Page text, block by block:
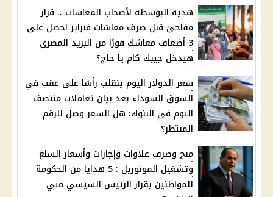
هدية البوسطة لأصحاب المعاشات .. قرار
مفاجئ قبل صرف معاشات فبراير احصل على
3 أضعاف معاشك فورًا من البريد المصري
هيدخل جيبك كام يا حاج؟
سعر الدولار اليوم ينقلب رأسًا على عقب في
السوق السوداء بعد بيان تعاملات منتصف
اليوم في البنوك: هل السعر وصل للرقم
المنتظر؟
منح وصرف علاوات وإجازات وأسعار السلع
وتشغيل المونوريل : 5 هدايا من الحكومة
للمواطنين بقرار الرئيس السيسي متي